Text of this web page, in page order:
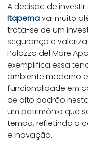
A decisão de investir
Itapemavai muito
trata-se de um
segurança e
Palazzo del Mare
exemplifica essa
ambiente moderno
funcionalidade em
de alto padrão
um patrimônio que
tempo, refletindo a
e inovação.